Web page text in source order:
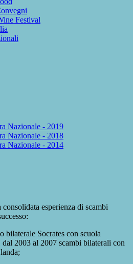
Festival
Nazionale - 2019
Nazionale - 2018
Nazionale - 2014
esperienza di scambi
bilaterale Socrates con scuola
2003 al 2007 scambi bilaterali con